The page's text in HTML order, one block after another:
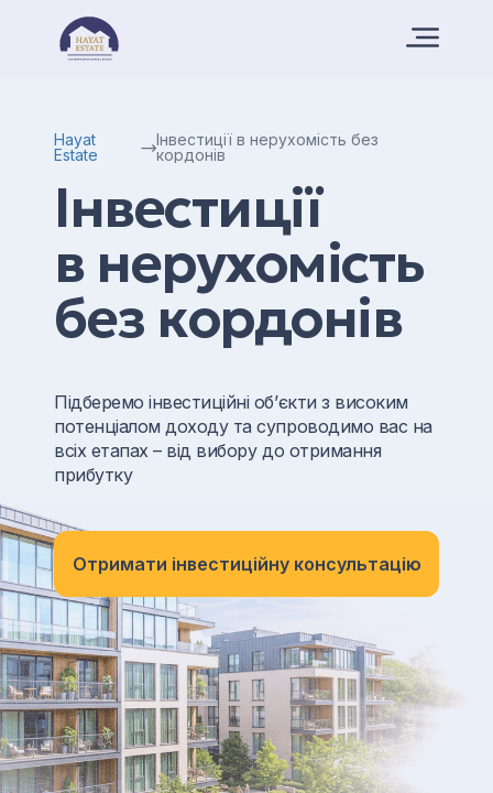
Hayat
Estate
Інвестиції в нерухомість без
кордонів
Інвестиції
в нерухомість
без кордонів
Підберемо інвестиційні об’єкти з високим
потенціалом доходу та супроводимо вас на
всіх етапах – від вибору до отримання
прибутку
Отримати інвестиційну консультацію